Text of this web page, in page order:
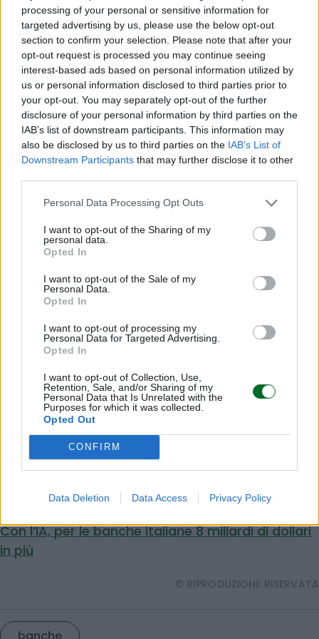
processing of your personal or sensitive information for
targeted advertising by us, please use the below opt-out
section to confirm your selection. Please note that after your
opt-out request is processed you may continue seeing
interest-based ads based on personal information utilized by
us or personal information disclosed to third parties prior to
your opt-out. You may separately opt-out of the further
disclosure of your personal information by third parties on the
IAB’s list of downstream participants. This information may
also be disclosed by us to third parties on the IAB’s List of
Downstream Participants that may further disclose it to other
Personal Data Processing Opt Outs
I want to opt-out of the Sharing of my
personal data.
Opted In
I want to opt-out of the Sale of my
Personal Data.
Opted In
I want to opt-out of processing my
Personal Data for Targeted Advertising.
Opted In
I want to opt-out of Collection, Use,
Retention, Sale, and/or Sharing of my
Personal Data that Is Unrelated with the
Purposes for which it was collected.
Opted Out
CONFIRM
Data Deletion Data Access Privacy Policy
investment banking di Intesa Sanpaolo. Le
sinergie in quest’ambito sarebbero notevoli: Imi è
molto forte nel cosiddetto comparto Debt
Capital Markets (seconda in Italia per volume
d’affari) mentre Mediobanca è competitiva nel
comparto delle fusioni e acquisizioni (secondo
operatore nel nostro Paese).
La gestione patrimoniale
L’entità combinata creerebbe un big in entrambi i
settori dell’investment banking. Le prospettive
sarebbero interessanti anche per quanto
riguarda la gestione patrimoniale: si
metterebbero insieme le fabbriche prodotti di
finanziaria tra quelle di Widiba (Mps),
Mediobanca Premier e Fideuram Ispb. Facendo la
sommatoria dei professionisti, si tratterebbe di
un esercito di quasi 10 mila banker. Non
sorprende, quindi, l’obiettivo di arrivare entro il
2029 al traguardo di 2.000 miliardi di attività
finanziarie della clientela.
Leggi anche:
Micillo: Europa in ritardo nell’intelligenza artificiale.
Con l’IA, per le banche italiane 8 miliardi di dollari
in più
© RIPRODUZIONE RISERVATA
banche